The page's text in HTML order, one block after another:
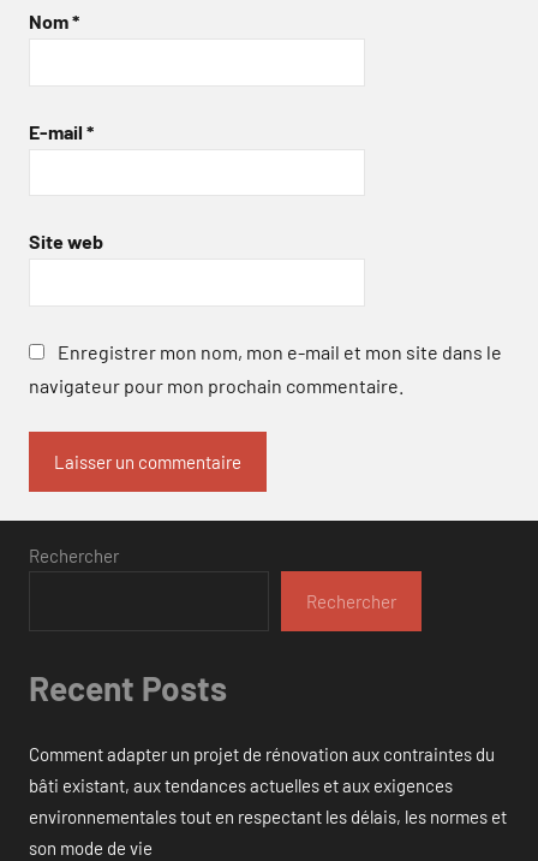
Nom*
E-mail *
Site web
Enregistrer mon nom, mon e-mail et mon site dans le
navigateur pour mon prochain commentaire.
Rechercher
Rechercher
Recent Posts
Comment adapter un projet de rénovation aux contraintes du
bâti existant, aux tendances actuelles et aux exigences
environnementales tout en respectant les délais, les normes et
son mode de vie